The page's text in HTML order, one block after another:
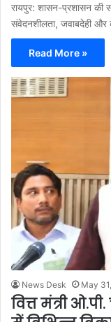
रायपुर: शासन-प्रशासन की
संवेदनशीलता, जवाबदेही और
Read More »
News Desk May
वित्त मंत्री